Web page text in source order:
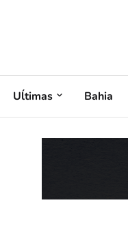
Uĺtimas Bahia